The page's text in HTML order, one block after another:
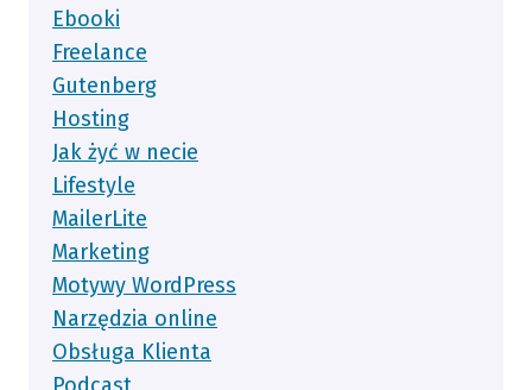
Ebooki
Freelance
Gutenberg
Hosting
Jak żyć w necie
Lifestyle
MailerLite
Marketing
Motywy WordPress
Narzędzia online
Obsługa Klienta